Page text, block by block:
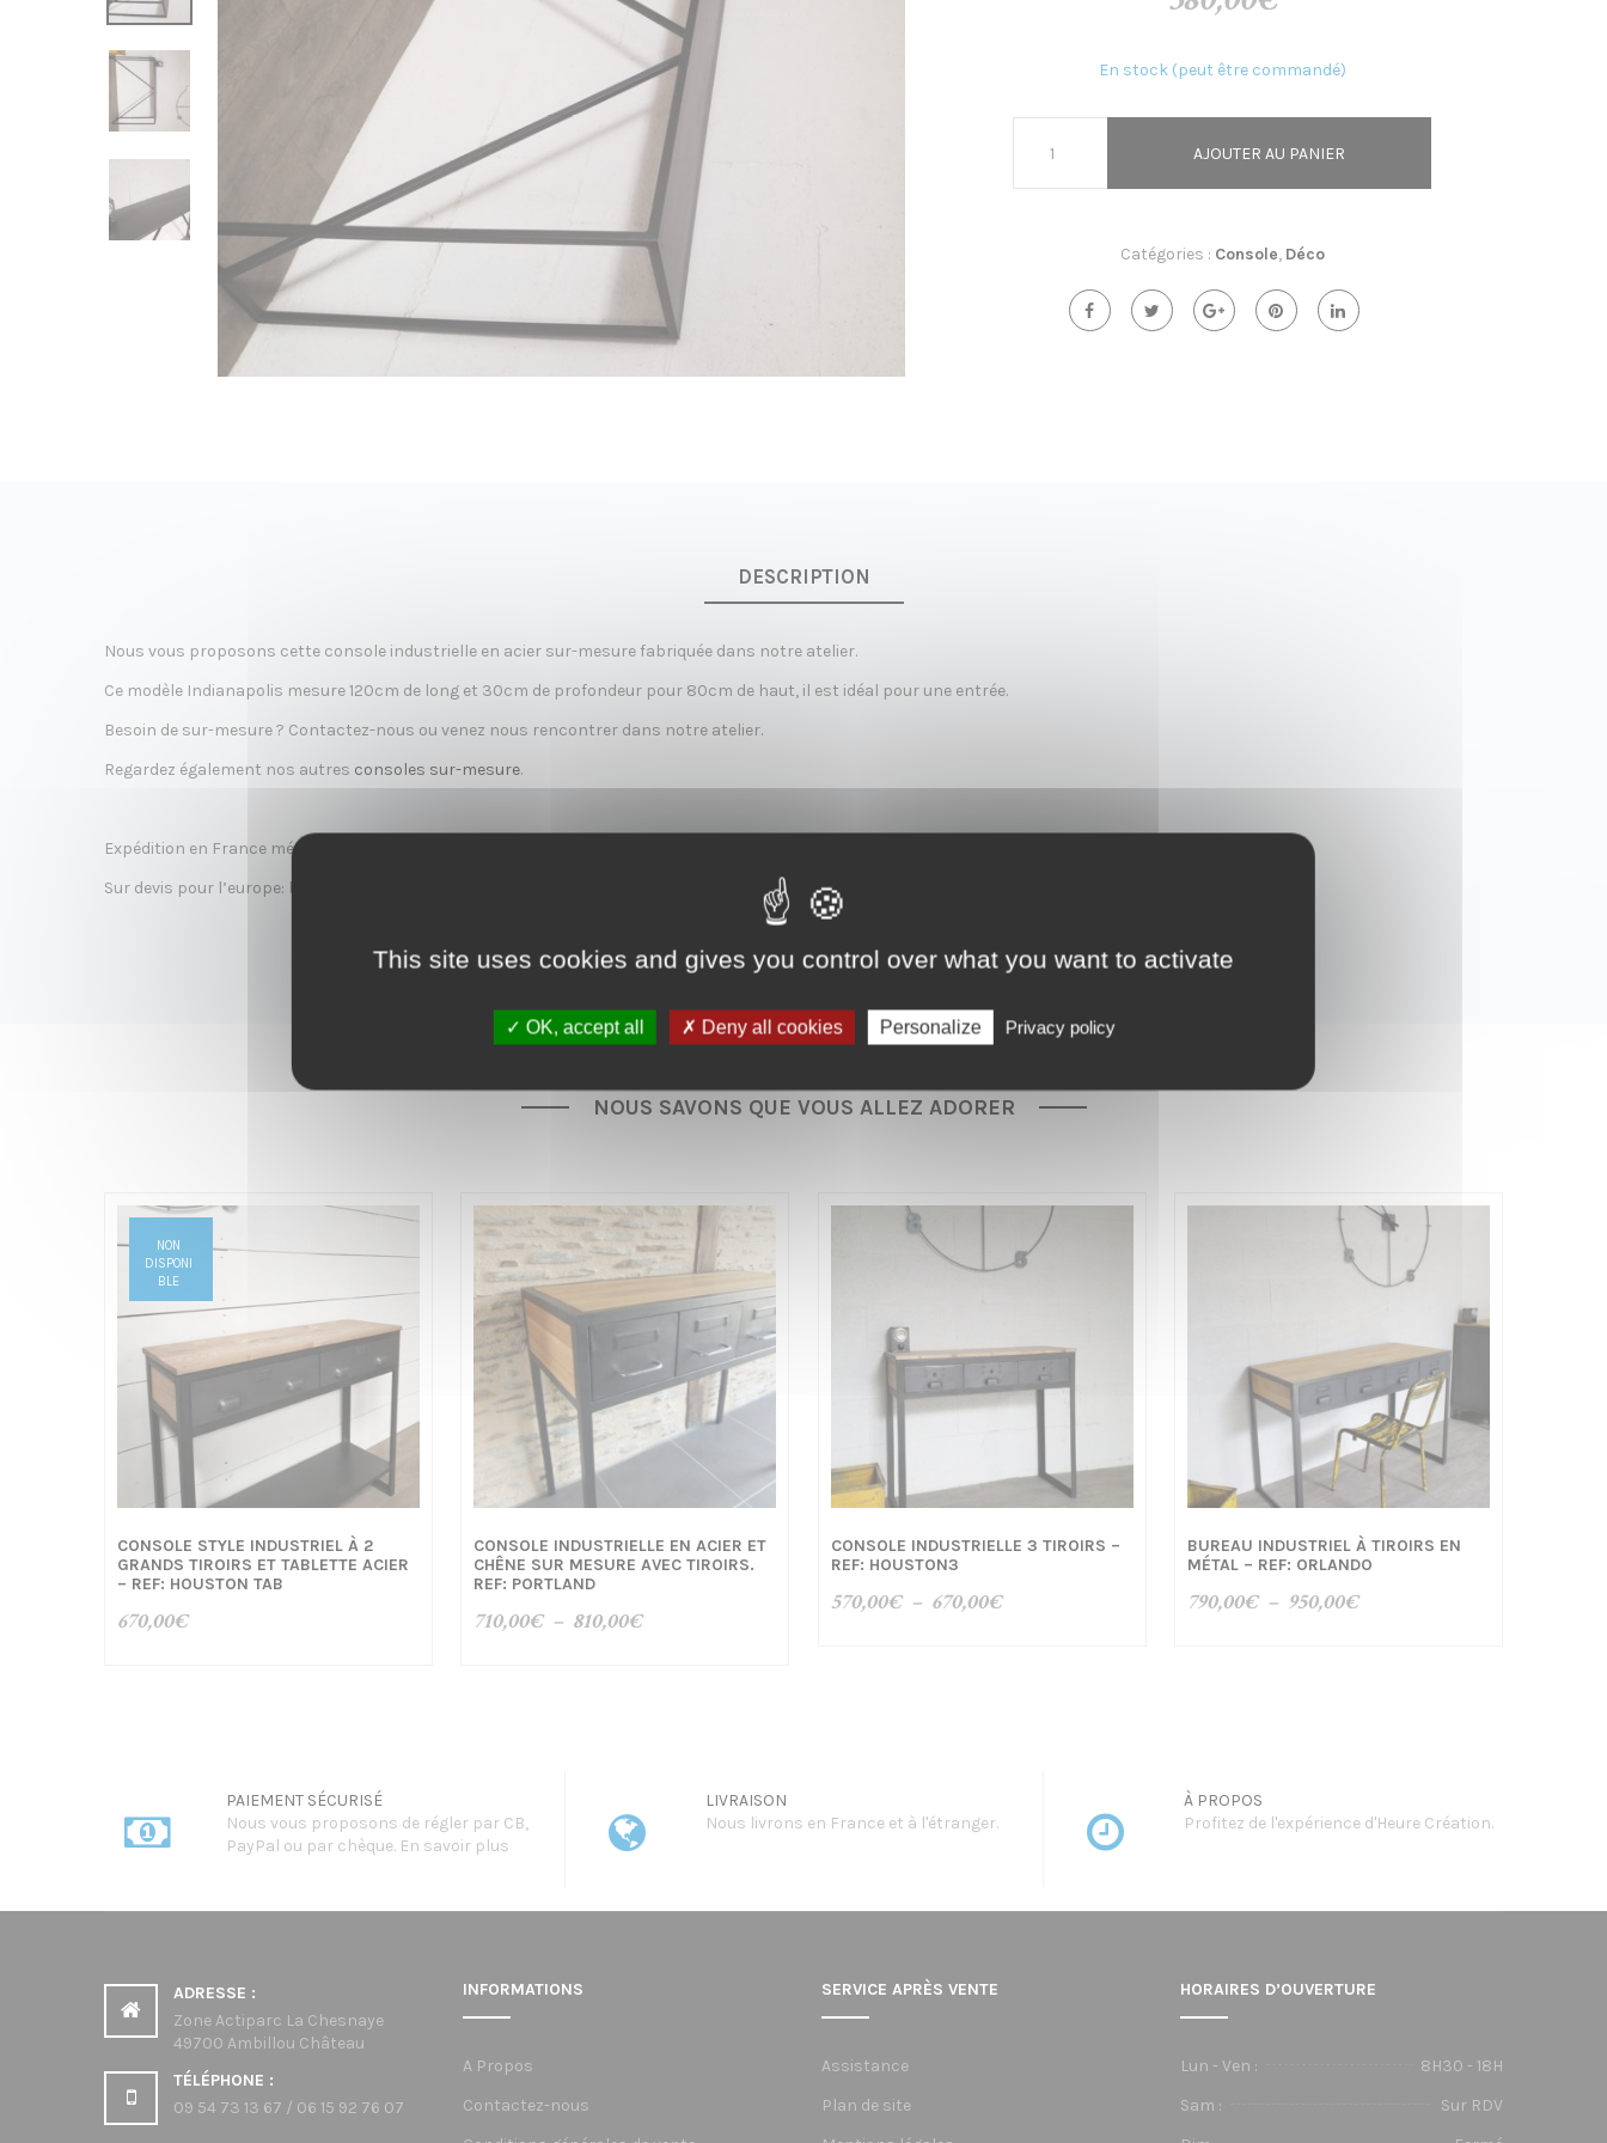
C
o
En stock (peut être commandé)
AJOUTER AU PANIER
Catégories : Console, Déco
DESCRIPTION
Nous vous proposons cette console industrielle en acier sur-mesure fabriquée dans notre atelier.
Ce modèle Indianapolis mesure 120cm de long et 30cm de profondeur pour 80cm de haut, il est idéal pour une entrée.
Besoin de sur-mesure ? Contactez-nous ou venez nous rencontrer dans notre atelier.
Regardez également nos autres consoles sur-mesure.
Expédition en France métropolitaine (hors iles) + 55€
Sur devis pour l’europe: belgique, Espagne, Suisse, Allemagne…
NOUS SAVONS QUE VOUS ALLEZ ADORER
NON
DISPONI
BLE
EN STOCK
CONSOLE STYLE INDUSTRIEL À 2
GRANDS TIROIRS ET TABLETTE ACIER
– REF: HOUSTON TAB
670,00€
CONSOLE INDUSTRIELLE EN ACIER ET
CHÊNE SUR MESURE AVEC TIROIRS.
REF: PORTLAND
710,00€ – 810,00€Plage
CONSOLE INDUSTRIELLE 3 TIROIRS –
REF: HOUSTON3
570,00€ – 670,00€Plage
BUREAU INDUSTRIEL À TIROIRS EN
MÉTAL – REF: ORLANDO
790,00€ – 950,00€Plage
PAIEMENT SÉCURISÉ
Nous vous proposons de régler par CB,
PayPal ou par chèque. En savoir plus
LIVRAISON
Nous livrons en France et à l'étranger.
À PROPOS
Profitez de l'expérience d'Heure Création.
ADRESSE :
Zone Actiparc La Chesnaye
49700 Ambillou Château
TÉLÉPHONE :
09 54 73 13 67 / 06 15 92 76 07
INFORMATIONS
A Propos
Contactez-nous
SERVICE APRÈS VENTE
Assistance
Plan de site
HORAIRES D’OUVERTURE
Lun - Ven :
8H30 - 18H
Sam :
Sur RDV
This site uses cookies and gives you control over what you want to activate
OK, accept all Deny all cookies Personalize Privacy policy